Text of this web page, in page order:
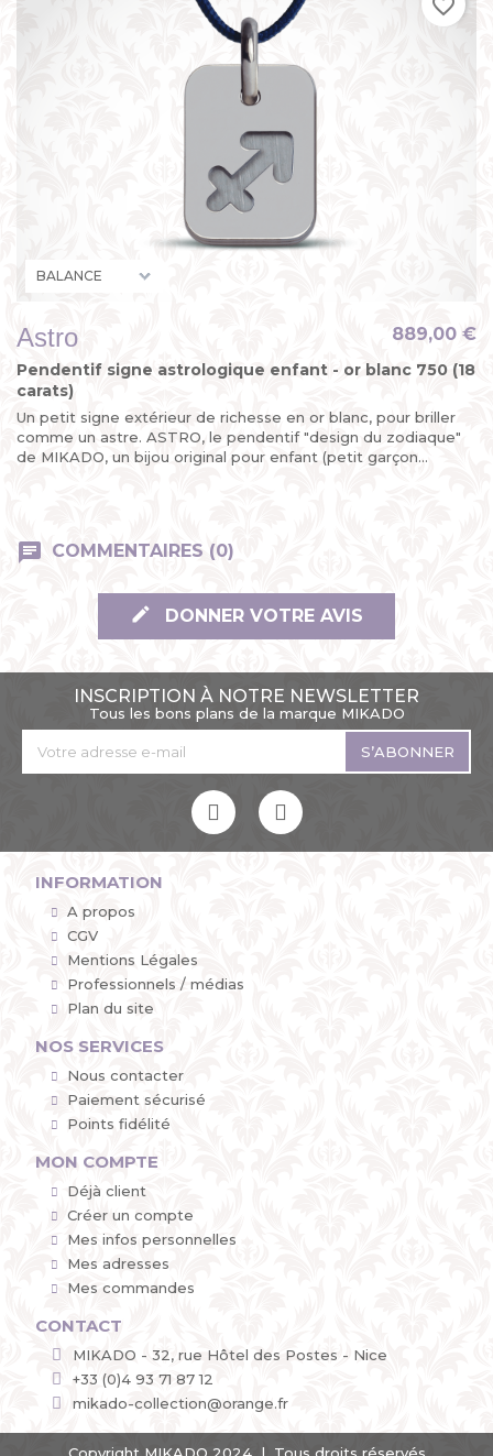
Astro
Pendentif signe astrologique enfant - or blanc 750 (18
carats)
Un petit signe extérieur de richesse en or blanc, pour briller
comme un astre. ASTRO, le pendentif "design du zodiaque"
de MIKADO, un bijou original pour enfant (petit garçon...
889,00 €
favorite_border
COMMENTAIRES (0)
DONNER VOTRE AVIS
INSCRIPTION À NOTRE NEWSLETTER
Tous les bons plans de la marque MIKADO
S’ABONNER
INFORMATION
A propos
CGV
Mentions Légales
Professionnels / médias
Plan du site
NOS SERVICES
Nous contacter
Paiement sécurisé
Points fidélité
MON COMPTE
Déjà client
Créer un compte
Mes infos personnelles
Mes adresses
Mes commandes
CONTACT
MIKADO - 32, rue Hôtel des Postes - Nice
+33 (0)4 93 71 87 12
mikado-collection@orange.fr